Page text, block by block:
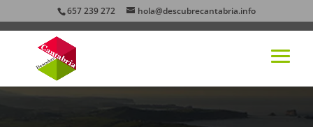
657 239 272 hola@descubrecantabria.info